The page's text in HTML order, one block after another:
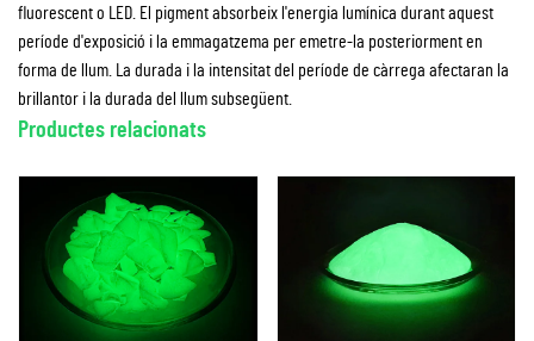
fluorescent o LED. El pigment absorbeix l'energia lumínica durant aquest
període d'exposició i la emmagatzema per emetre-la posteriorment en
forma de llum. La durada i la intensitat del període de càrrega afectaran la
brillantor i la durada del llum subsegüent.
Productes relacionats